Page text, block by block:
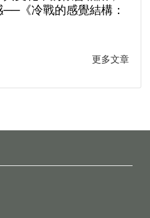
《冷戰的感覺結構：
性別與情感政治1950-
更多文章